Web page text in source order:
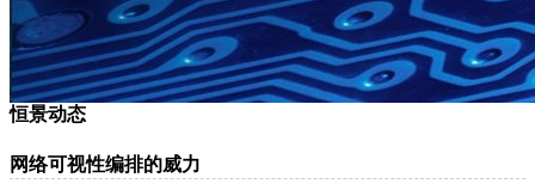
恒景动态
网络可视性编排的威力